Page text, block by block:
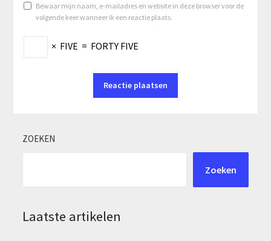
Bewaar mijn naam, e-mailadres en website in deze browser voor de
volgende keer wanneer ik een reactie plaats.
× FIVE = FORTY FIVE
ZOEKEN
Zoeken
Laatste artikelen